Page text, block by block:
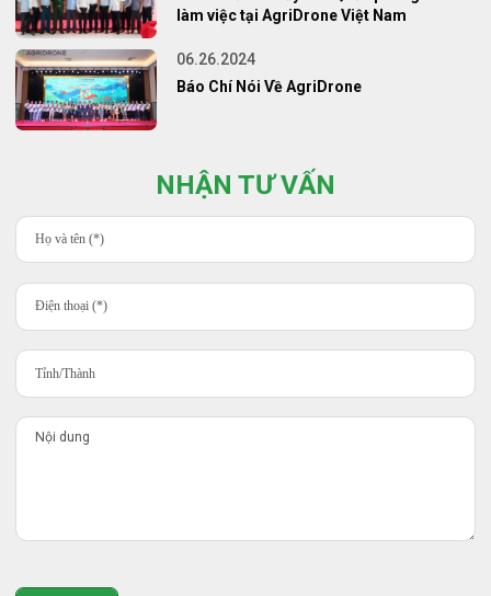
làm việc tại AgriDrone Việt Nam
06.26.2024
Báo Chí Nói Về AgriDrone
NHẬN TƯ VẤN